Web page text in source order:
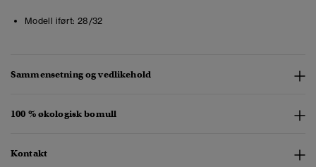
Modell iført: 28/32
Sammensetning og vedlikehold
100 % økologisk bomull
Kontakt